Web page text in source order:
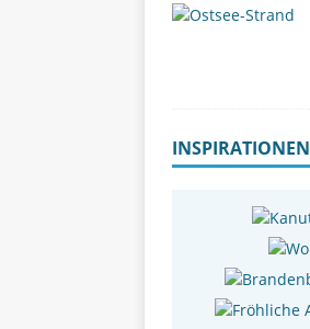
INSPIRATIONEN